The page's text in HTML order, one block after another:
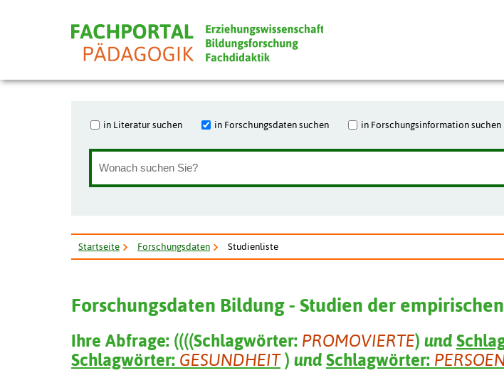
in Literatur suchen in Forschungsdaten suchen in Forschungsinformation suchen
Startseite Forschungsdaten Studienliste
Forschungsdaten Bildung - Studien der
Ihre Abfrage: ((((Schlagwörter: PROMOVIERTE) und
Schlagwörter: GESUNDHEIT ) und Schlagwörter: